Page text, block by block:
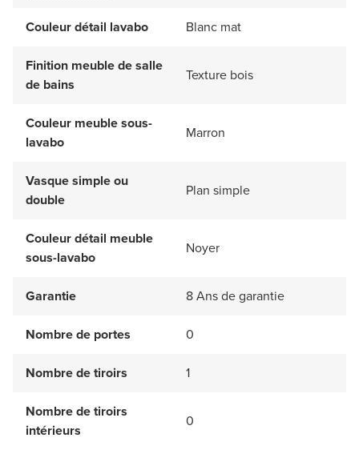
Couleur détail lavabo Blanc mat
Finition meuble de salle
de bains
Texture bois
Couleur meuble sous-
lavabo
Marron
Vasque simple ou
double
Plan simple
Couleur détail meuble
sous-lavabo
Noyer
Garantie 8 Ans de garantie
Nombre de portes 0
Nombre de tiroirs 1
Nombre de tiroirs
intérieurs
0